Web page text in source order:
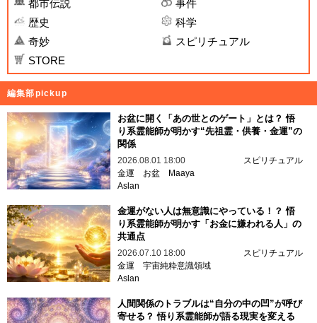
都市伝説
事件
歴史
科学
奇妙
スピリチュアル
STORE
編集部pickup
お盆に開く「あの世とのゲート」とは？ 悟
り系霊能師が明かす“先祖霊・供養・金運”の
関係
2026.08.01 18:00
スピリチュアル
金運
お盆
Maaya
Aslan
金運がない人は無意識にやっている！？ 悟
り系霊能師が明かす「お金に嫌われる人」の
共通点
2026.07.10 18:00
スピリチュアル
金運 宇宙純粋意識領域
Aslan
人間関係のトラブルは“自分の中の凹”が呼び
寄せる？ 悟り系霊能師が語る現実を変える